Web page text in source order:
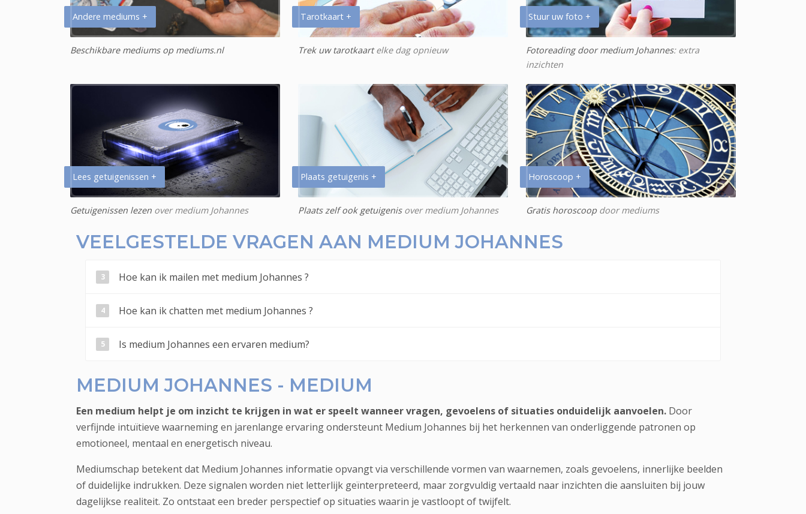
Andere mediums +
Beschikbare mediums op mediums.nl
Tarotkaart +
Trek uw tarotkaartelke dag opnieuw
Stuur uw foto +
Fotoreading door medium Johannes: extra
inzichten
Lees getuigenissen +
Getuigenissen lezen over medium Johannes
Plaats getuigenis +
Plaats zelf ook getuigenisover medium Johannes
Horoscoop +
Gratis horoscoopdoor mediums
VEELGESTELDE VRAGEN AAN MEDIUM JOHANNES
Hoe kan ik mailen met medium Johannes ?
Hoe kan ik chatten met medium Johannes ?
Is medium Johannes een ervaren medium?
MEDIUM JOHANNES - MEDIUM
Een medium helpt je om inzicht te krijgen in wat er speelt wanneer vragen, gevoelens of situaties onduidelijk aanvoelen. Door
verfijnde intuïtieve waarneming en jarenlange ervaring ondersteunt Medium Johannes bij het herkennen van onderliggende patronen op
emotioneel, mentaal en energetisch niveau.
Mediumschap betekent dat Medium Johannes informatie opvangt via verschillende vormen van waarnemen, zoals gevoelens, innerlijke beelden
of duidelijke indrukken. Deze signalen worden niet letterlijk geïnterpreteerd, maar zorgvuldig vertaald naar inzichten die aansluiten bij jouw
dagelijkse realiteit. Zo ontstaat een breder perspectief op situaties waarin je vastloopt of twijfelt.